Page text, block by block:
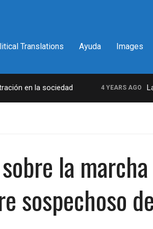
Translations Ayuda Images
en la sociedad 4 YEARS AGO La
la
sospechoso